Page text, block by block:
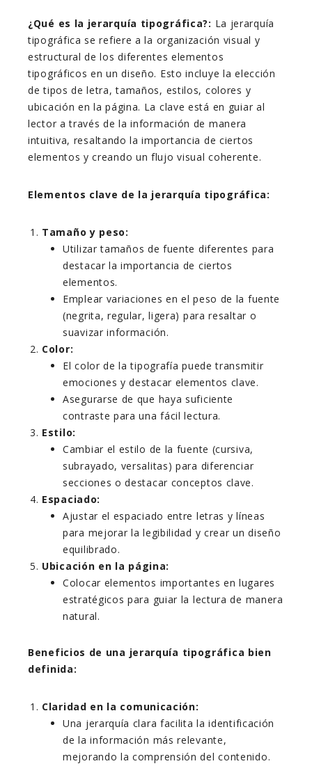
¿Qué es la jerarquía tipográfica?: La jerarquía
tipográfica se refiere a la organización visual y
estructural de los diferentes elementos
tipográficos en un diseño. Esto incluye la elección
de tipos de letra, tamaños, estilos, colores y
ubicación en la página. La clave está en guiar al
lector a través de la información de manera
intuitiva, resaltando la importancia de ciertos
elementos y creando un flujo visual coherente.
Elementos clave de la jerarquía tipográfica:
Tamaño y peso:
Utilizar tamaños de fuente diferentes para
destacar la importancia de ciertos
elementos.
Emplear variaciones en el peso de la fuente
(negrita, regular, ligera) para resaltar o
suavizar información.
Color:
El color de la tipografía puede transmitir
emociones y destacar elementos clave.
Asegurarse de que haya suficiente
contraste para una fácil lectura.
Estilo:
Cambiar el estilo de la fuente (cursiva,
subrayado, versalitas) para diferenciar
secciones o destacar conceptos clave.
Espaciado:
Ajustar el espaciado entre letras y líneas
para mejorar la legibilidad y crear un diseño
equilibrado.
Ubicación en la página:
Colocar elementos importantes en lugares
estratégicos para guiar la lectura de manera
natural.
Beneficios de una jerarquía tipográfica bien
definida:
Claridad en la comunicación:
Una jerarquía clara facilita la identificación
de la información más relevante,
mejorando la comprensión del contenido.